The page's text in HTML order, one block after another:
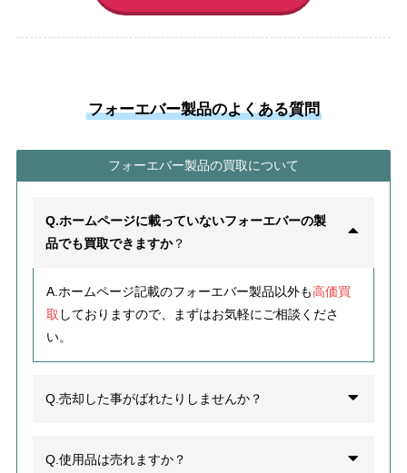
フォーエバー製品のよくある質問
フォーエバー製品の買取について
Q.ホームページに載っていないフォーエバーの製
品でも買取できますか？
A.ホームページ記載のフォーエバー製品以外も高価買
取 しておりますので、まずはお気軽にご相談くださ
い。
Q.売却した事がばれたりしませんか？
Q.使用品は売れますか？